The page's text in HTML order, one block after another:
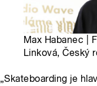
Max Habanec |
Linková, Český
„Skateboarding je